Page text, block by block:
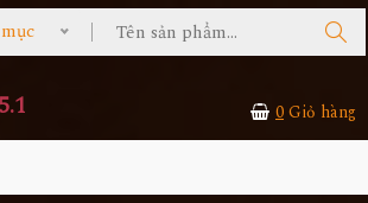
0Giỏ hàng